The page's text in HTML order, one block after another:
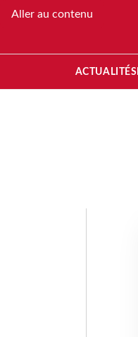
Aller au contenu
ACTUALITÉS